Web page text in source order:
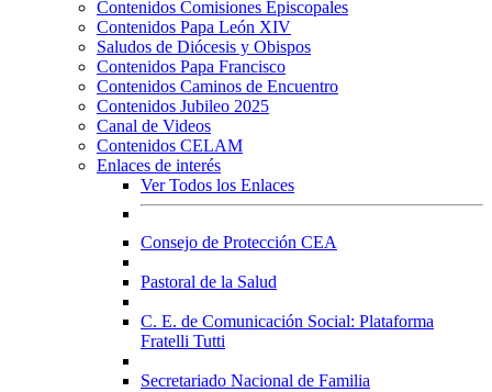
Contenidos Comisiones Episcopales
Contenidos Papa León XIV
Saludos de Diócesis y Obispos
Contenidos Papa Francisco
Contenidos Caminos de Encuentro
Contenidos Jubileo 2025
Canal de Videos
Contenidos CELAM
Enlaces de interés
Ver Todos los Enlaces
Consejo de Protección CEA
Pastoral de la Salud
C. E. de Comunicación Social: Plataforma
Fratelli Tutti
Secretariado Nacional de Familia